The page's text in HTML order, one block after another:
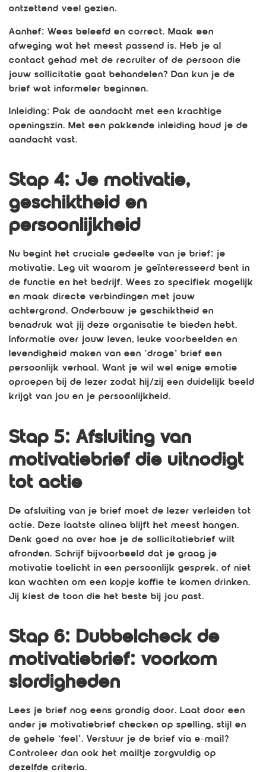
ontzettend veel gezien.
Aanhef: Wees beleefd en correct. Maak een
afweging wat het meest passend is. Heb je al
contact gehad met de recruiter of de persoon die
jouw sollicitatie gaat behandelen? Dan kun je de
brief wat informeler beginnen.
Inleiding: Pak de aandacht met een krachtige
openingszin. Met een pakkende inleiding houd je de
aandacht vast.
Stap 4: Je motivatie,
geschiktheid en
persoonlijkheid
Nu begint het cruciale gedeelte van je brief: je
motivatie. Leg uit waarom je geïnteresseerd bent in
de functie en het bedrijf. Wees zo specifiek mogelijk
en maak directe verbindingen met jouw
achtergrond. Onderbouw je geschiktheid en
benadruk wat jij deze organisatie te bieden hebt.
Informatie over jouw leven, leuke voorbeelden en
levendigheid maken van een ‘droge’ brief een
persoonlijk verhaal. Want je wil wel enige emotie
oproepen bij de lezer zodat hij/zij een duidelijk beeld
krijgt van jou en je persoonlijkheid.
Stap 5: Afsluiting van
motivatiebrief die uitnodigt
tot actie
De afsluiting van je brief moet de lezer verleiden tot
actie. Deze laatste alinea blijft het meest hangen.
Denk goed na over hoe je de sollicitatiebrief wilt
afronden. Schrijf bijvoorbeeld dat je graag je
motivatie toelicht in een persoonlijk gesprek, of niet
kan wachten om een kopje koffie te komen drinken.
Jij kiest de toon die het beste bij jou past.
Stap 6: Dubbelcheck de
motivatiebrief: voorkom
slordigheden
Lees je brief nog eens grondig door. Laat door een
ander je motivatiebrief checken op spelling, stijl en
de gehele ‘feel’. Verstuur je de brief via e-mail?
Controleer dan ook het mailtje zorgvuldig op
dezelfde criteria.